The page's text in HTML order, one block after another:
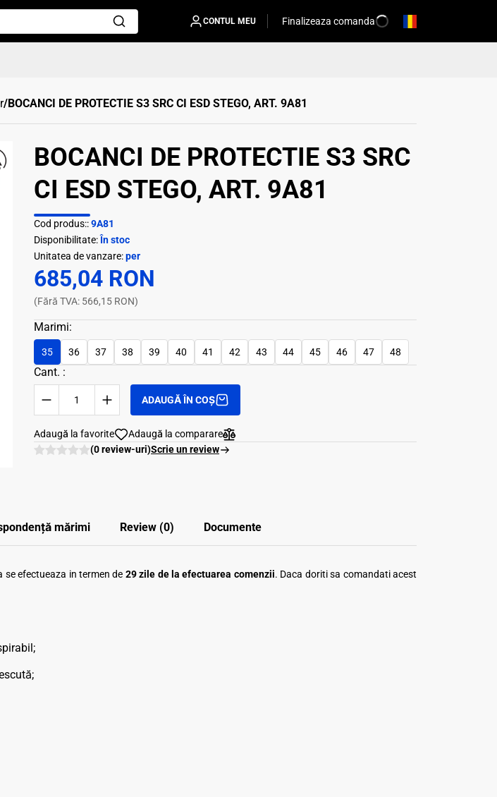
CONTUL MEU Finalizeaza comanda
/BOCANCI DE PROTECTIE S3 SRC CI ESD STEGO, ART. 9A81
BOCANCI DE PROTECTIE S3 SRC
CI ESD STEGO, ART. 9A81
Cod produs::9A81
Disponibilitate: În stoc
Unitatea de vanzare:per
685,04 RON
(Fără TVA: 566,15 RON)
Marimi:
35 36 37 38 39 40 41 42 43 44 45 46 47 48
Cant. :
ADAUGĂ ÎN COȘ
Adaugă la favorite
Adaugă la comparare
(0 review-uri)Scrie un review
mărimi Review (0) Documente
efectueaza in termen de 29 zile de la efectuarea comenzii. Daca doriti sa comandati acest